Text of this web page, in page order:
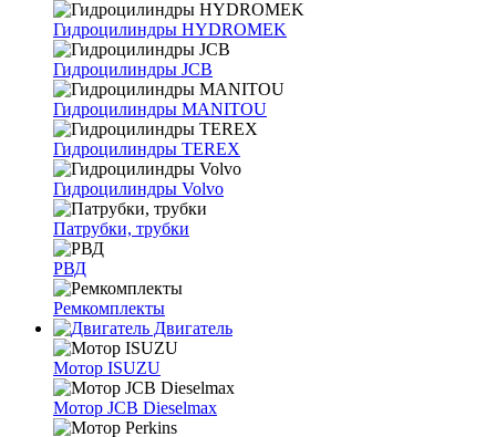
Гидроцилиндры HYDROMEK
Гидроцилиндры JCB
Гидроцилиндры MANITOU
Гидроцилиндры TEREX
Гидроцилиндры Volvo
Патрубки, трубки
РВД
Ремкомплекты
Двигатель
Мотор ISUZU
Мотор JCB Dieselmax